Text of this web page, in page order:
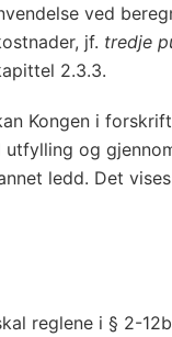
ved
jf. tredje
2.3.3.
Kongen i
og
ledd. Det
reglene i § 2-